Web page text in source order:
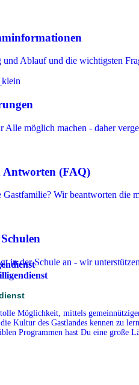
Ablauf und die wichtigsten
Alle möglich machen - daher
Antworten (FAQ)
Wir beantworten die
in der Schule an - wir
Möglichkeit, mittels
Kultur des Gastlandes kennen zu
Programmen hast Du eine große